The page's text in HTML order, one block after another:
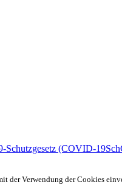
(COVID-
der Verwendung der Cookies